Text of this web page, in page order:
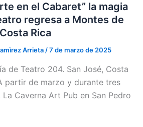
en el Cabaret” la magia
regresa a Montes de
Rica
Arrieta /7 de marzo de 2025
de Teatro 204. San José, Costa
partir de marzo y durante tres
La Caverna Art Pub en San Pedro